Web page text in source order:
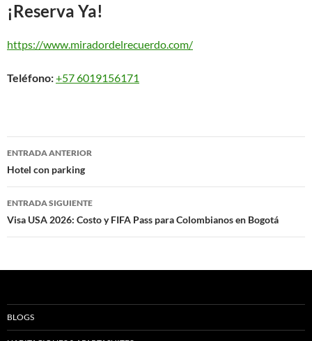
¡Reserva Ya!
https://www.miradordelrecuerdo.com/
Teléfono:+57 6019156171
Navegación
de
entradas
ENTRADA ANTERIOR
Hotel con parking
ENTRADA SIGUIENTE
Visa USA 2026: Costo y FIFA Pass para Colombianos en Bogotá
BLOGS